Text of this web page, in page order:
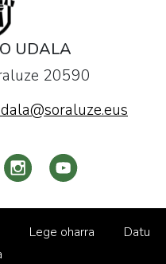
UDALA
20590
Lege oharra
Datu